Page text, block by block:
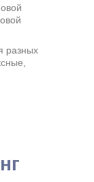
разных